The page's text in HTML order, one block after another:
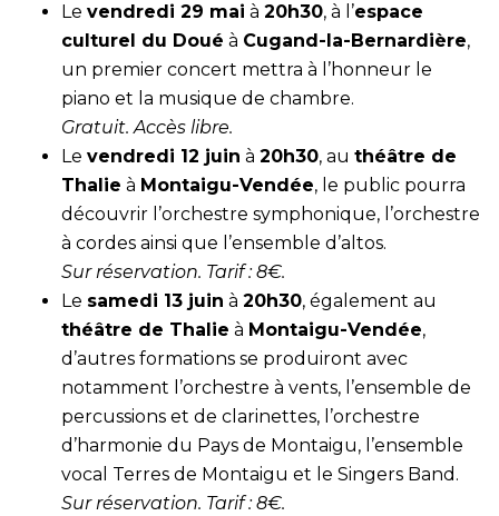
Le vendredi 29 mai à 20h30, à l’espace
culturel du Doué à Cugand-la-Bernardière,
un premier concert mettra à l’honneur le
piano et la musique de chambre.
Gratuit. Accès libre.
Le vendredi 12 juin à 20h30, au théâtre de
Thalie à Montaigu-Vendée, le public pourra
découvrir l’orchestre symphonique, l’orchestre
à cordes ainsi que l’ensemble d’altos.
Surréservation. Tarif : 8€.
Le samedi 13 juin à 20h30, également au
théâtre de Thalie à Montaigu-Vendée,
d’autres formations se produiront avec
notamment l’orchestre à vents, l’ensemble de
percussions et de clarinettes, l’orchestre
d’harmonie du Pays de Montaigu, l’ensemble
vocal Terres de Montaigu et le Singers Band.
Surréservation. Tarif : 8€.